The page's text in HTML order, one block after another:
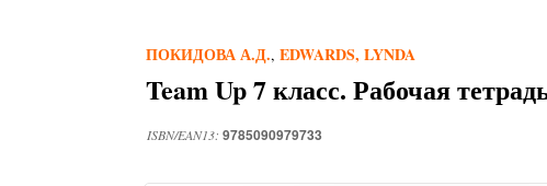
ПОКИДОВА А.Д., EDWARDS, LYNDA
Team Up 7 класс. Рабочая
ISBN/EAN13: 9785090979733